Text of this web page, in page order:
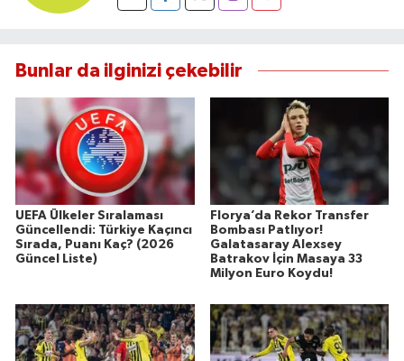
Bunlar da ilginizi çekebilir
UEFA Ülkeler Sıralaması
Güncellendi: Türkiye Kaçıncı
Sırada, Puanı Kaç? (2026
Güncel Liste)
Florya’da Rekor Transfer
Bombası Patlıyor!
Galatasaray Alexsey
Batrakov İçin Masaya 33
Milyon Euro Koydu!